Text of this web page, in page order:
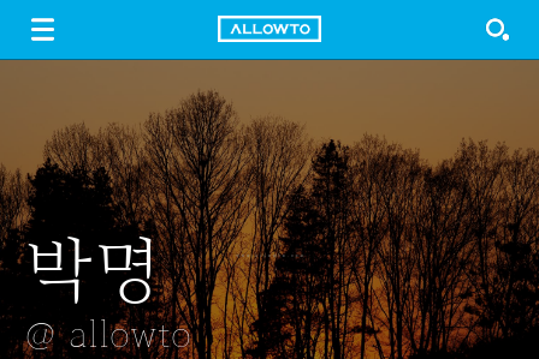
FREE DOWNLOAD GUIDE LOGIN SIGN UP
박명
@ allowto
묘미스런 묘미
@ allowto
무당벌레
@ allowto
빨간 안개꽃
@ allowto
먹태
@ allowto